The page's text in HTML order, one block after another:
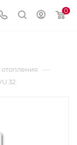
0
отопления —
32